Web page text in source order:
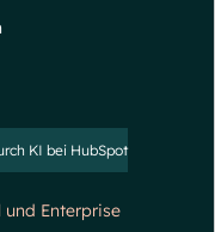
KI bei HubSpot
und Enterprise